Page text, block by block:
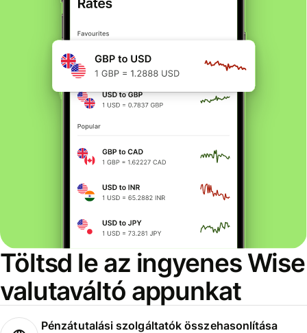
Töltsd le az ingyenes Wise
valutaváltó appunkat
Pénzátutalási szolgáltatók összehasonlítása